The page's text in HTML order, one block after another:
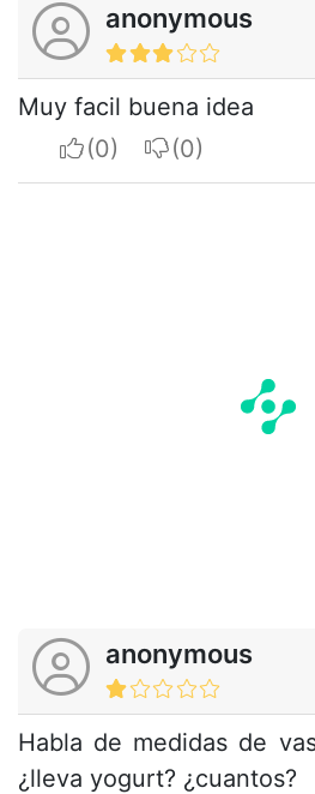
anonymous
Muy facil buena idea
I apreciateI do not
anonymous
Habla de medidas de
¿lleva yogurt? ¿cuantos?